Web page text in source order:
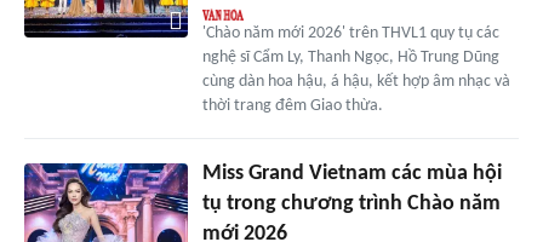
'Chào năm mới 2026' trên THVL1 quy tụ các
nghệ sĩ Cẩm Ly, Thanh Ngọc, Hồ Trung Dũng
cùng dàn hoa hậu, á hậu, kết hợp âm nhạc và
thời trang đêm Giao thừa.
Miss Grand Vietnam các mùa hội
tụ trong chương trình Chào năm
mới 2026